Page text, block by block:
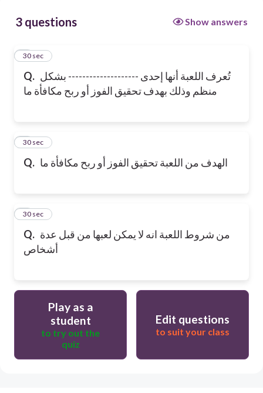
3 questions Show answers
Q. تُعرف اللعبة أنها إحدى -------------------- بشكل
منظم وذلك بهدف تحقيق الفوز أو ربح مكافأة ما
1
30 sec
Q. الهدف من اللعبة تحقيق الفوز أو ربح مكافأة ما
2
30 sec
Q. من شروط اللعبة انه لا يمكن لعبها من قبل عدة
3
30 sec
Play as a
student
to try out the
quiz
Edit questions
to suit your class